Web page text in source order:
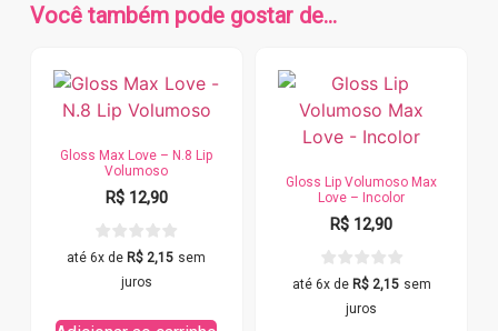
Você também pode gostar de…
Gloss Max Love – N.8 Lip
Volumoso
R$12,90
até 6x de R$ 2,15 sem
juros
Gloss Lip Volumoso Max
Love – Incolor
R$ 12,90
até 6x de R$2,15 sem
juros